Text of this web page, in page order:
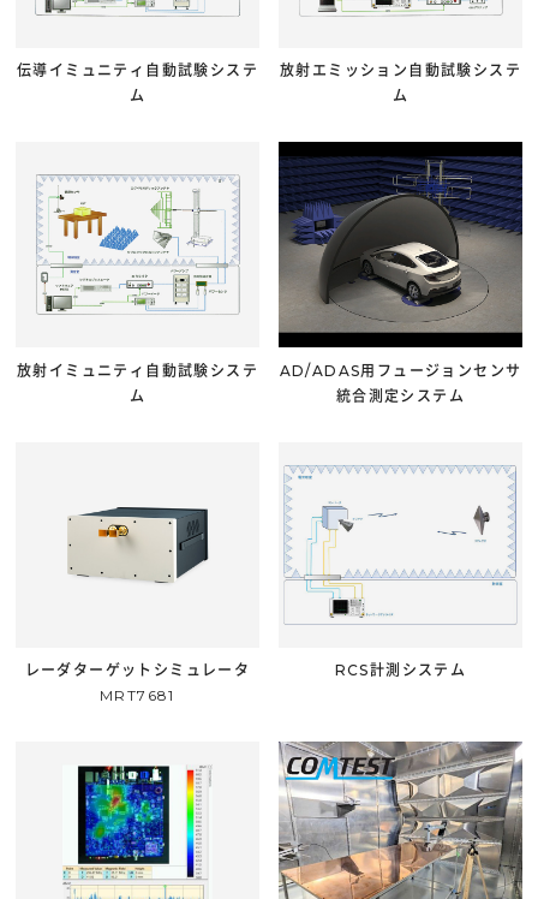
伝導イミュニティ自動試験システ
ム
放射エミッション自動試験システ
ム
放射イミュニティ自動試験システ
ム
AD/ADAS用フュージョンセンサ
統合測定システム
レーダターゲットシミュレータ
MRT7681
RCS計測システム